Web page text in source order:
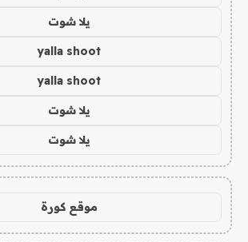
يلا شوت
yalla shoot
yalla shoot
يلا شوت
يلا شوت
موقع كورة